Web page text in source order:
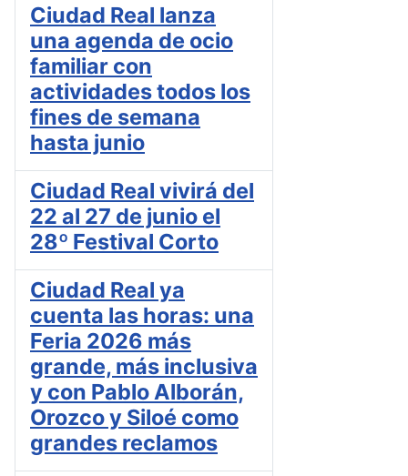
Ciudad Real lanza
una agenda de ocio
familiar con
actividades todos los
fines de semana
hasta junio
Ciudad Real vivirá del
22 al 27 de junio el
28º Festival Corto
Ciudad Real ya
cuenta las horas: una
Feria 2026 más
grande, más inclusiva
y con Pablo Alborán,
Orozco y Siloé como
grandes reclamos